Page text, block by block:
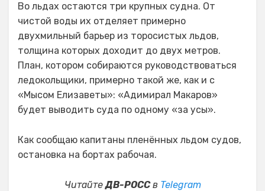
Во льдах остаются три крупных судна. От
чистой воды их отделяет примерно
двухмильный барьер из торосистых льдов,
толщина которых доходит до двух метров.
План, котором собираются руководствоваться
ледокольщики, примерно такой же, как и с
«Мысом Елизаветы»: «Адимирал Макаров»
будет выводить суда по одному «за усы».
Как сообщаю капитаны пленённых льдом судов,
остановка на бортах рабочая.
ЧитайтеДВ-РОССв Telegram